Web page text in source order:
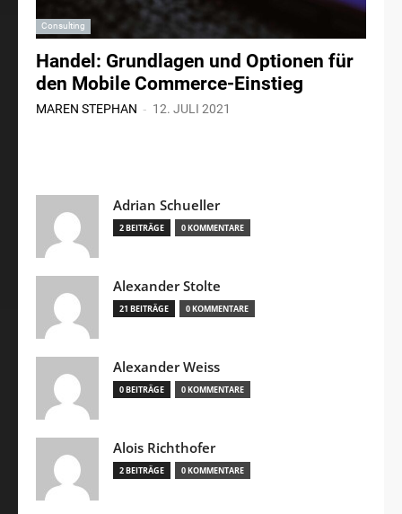
Consulting
Handel: Grundlagen und Optionen für
den Mobile Commerce-Einstieg
MAREN STEPHAN - 12. JULI 2021
Adrian Schueller
2 BEITRÄGE 0 KOMMENTARE
Alexander Stolte
21 BEITRÄGE 0 KOMMENTARE
Alexander Weiss
0 BEITRÄGE 0 KOMMENTARE
Alois Richthofer
2 BEITRÄGE 0 KOMMENTARE